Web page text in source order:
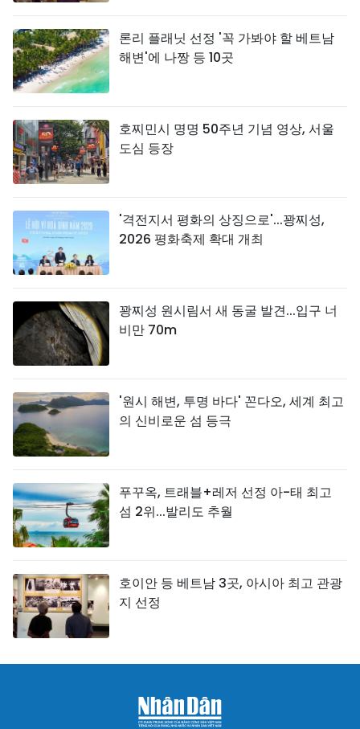
론리 플래닛 선정 '꼭 가봐야 할 베트남
해변'에 나짱 등 10곳
호찌민시 명명 50주년 기념 영상, 서울
도심 등장
'격전지서 평화의 상징으로'...꽝찌성,
2026 평화축제 확대 개최
꽝찌성 원시림서 새 동굴 발견...입구 너
비만 70m
'원시 해변, 투명 바다' 꼰다오, 세계 최고
의 신비로운 섬 등극
푸꾸옥, 트래블+레저 선정 아-태 최고
섬 2위...발리도 추월
호이안 등 베트남 3곳, 아시아 최고 관광
지 선정